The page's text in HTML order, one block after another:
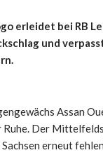
erleidet bei RB
und
Assan
Ruhe. Der
erneut